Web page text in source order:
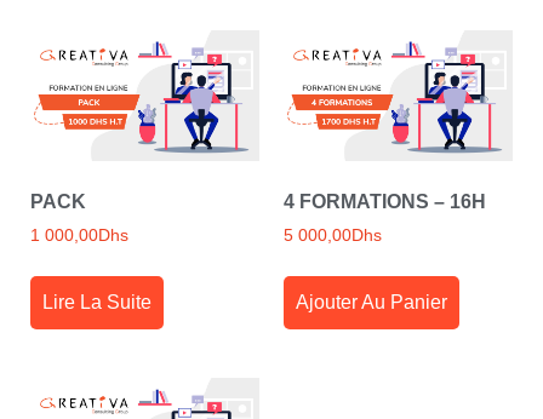
PACK
1 000,00Dhs
Lire La Suite
4 FORMATIONS – 16H
5 000,00Dhs
Ajouter Au Panier